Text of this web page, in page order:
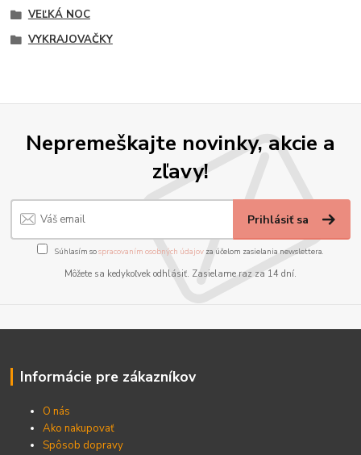
VEĽKÁ NOC
VYKRAJOVAČKY
Nepremeškajte novinky, akcie a
zľavy!
Prihlásiť sa
Súhlasím sospracovaním osobných údajov za účelom zasielania newslettera.
Môžete sa kedykoľvek odhlásiť. Zasielame raz za 14 dní.
Informácie pre zákazníkov
O nás
Ako nakupovať
Spôsob dopravy